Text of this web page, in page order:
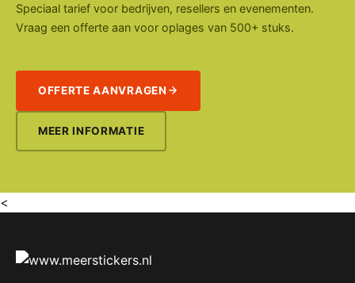
Speciaal tarief voor bedrijven, resellers en evenementen.
Vraag een offerte aan voor oplages van 500+ stuks.
OFFERTE AANVRAGEN
MEER INFORMATIE
<